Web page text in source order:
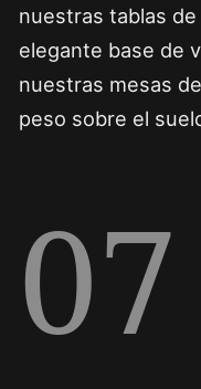
nuestras tablas
elegante base de
nuestras mesas
peso sobre el
07